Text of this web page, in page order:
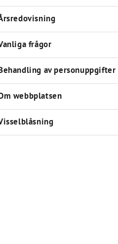
frågor
av personuppgifter
webbplatsen